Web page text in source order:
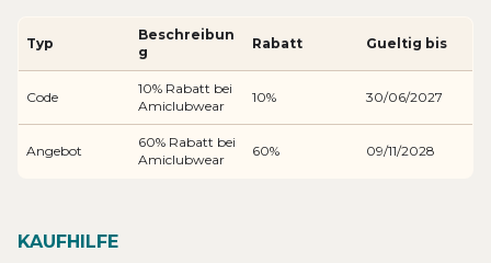
Typ
Beschreibun
g
Rabatt Gueltig bis
Code
10% Rabatt bei
Amiclubwear
10% 30/06/2027
Angebot
60% Rabatt bei
Amiclubwear
60% 09/11/2028
KAUFHILFE